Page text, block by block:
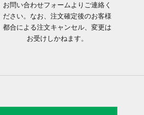
お問い合わせフォームよりご連絡く
ださい。なお、注文確定後のお客様
都合による注文キャンセル、変更は
お受けしかねます。